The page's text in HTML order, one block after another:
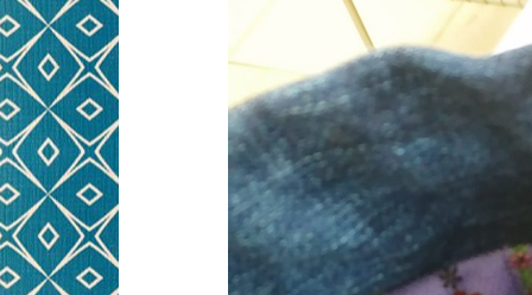
NÄHWORKSHOPS FÜR
KINDERGEBURTSTAG